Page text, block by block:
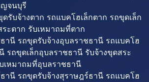
จนบุรี
รับจ้างตาก รถแบคโฮเล็กตาก รถขุดเล็ก
ะตาก รับเหมาถมที่ตาก
านี รถขุดรับจ้างอุบลราชธานี รถแบคโฮ
รถขุดเล็กอุบลราชธานี รับจ้างขุดสระ
เหมาถมที่อุบลราชธานี
านี รถขุดรับจ้างสุราษฎร์ธานี รถแบคโฮ